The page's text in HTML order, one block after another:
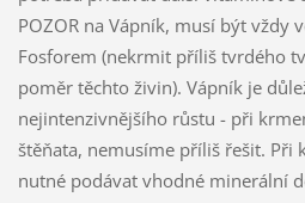
POZOR na Vápník, musí být vždy
Fosforem (nekrmit příliš tvrdého
poměr těchto živin). Vápník je
nejintenzivnějšího růstu - při
štěňata, nemusíme příliš řešit. Při
nutné podávat vhodné minerální